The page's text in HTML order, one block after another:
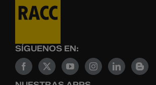
SÍGUENOS EN: